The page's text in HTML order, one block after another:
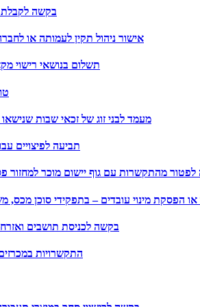
בקשה לקבלת
אישור ניהול תקין לעמותה או
תשלום בנושאי רישוי
מעמד לבני זוג של זכאי שבות
תביעה לפיצויים
מהתקשרות עם גוף יישום מוכר למחזור
או הפסקת מינוי עובדים – בתפקידי סוכן מכס,
בקשה לכניסת תושבים
התקשרויות